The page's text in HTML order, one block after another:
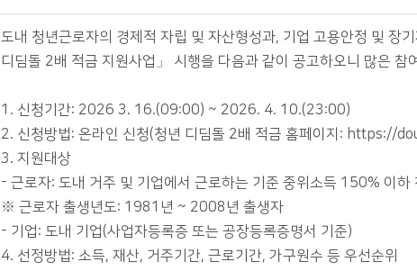
도내 청년근로자의 경제적 자립 및 자산형성과, 기업 고용안정 및 장
디딤돌 2배 적금 지원사업」 시행을 다음과 같이 공고하오니 많은 참
1. 신청기간: 2026 3. 16.(09:00) ~ 2026. 4. 10.(23:00)
2. 신청방법: 온라인 신청(청년 디딤돌 2배 적금 홈페이지: https://
3. 지원대상
- 근로자: 도내 거주 및 기업에서 근로하는 기준 중위소득 150% 이
※ 근로자 출생년도: 1981년 ~ 2008년 출생자
- 기업: 도내 기업(사업자등록증 또는 공장등록증명서 기준)
4. 선정방법: 소득, 재산, 거주기간, 근로기간, 가구원수 등 우선순위